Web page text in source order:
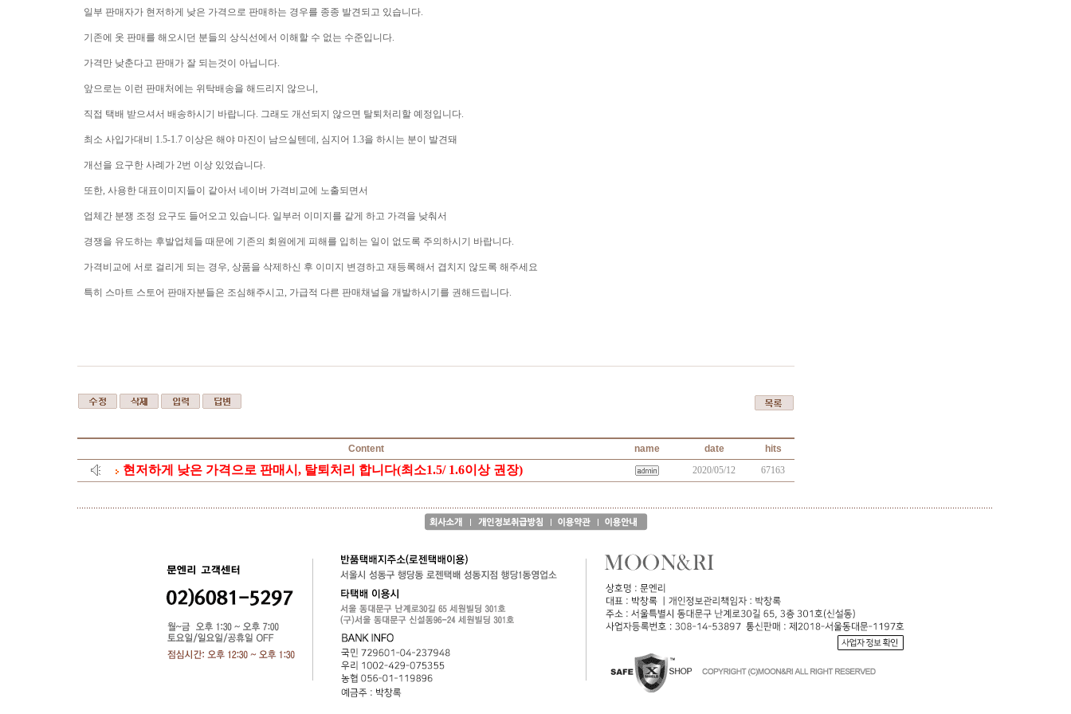
일부 판매자가 현저하게 낮은 가격으로 판매하는 경우를 종종 발견되고 있습니다.
기존에 옷 판매를 해오시던 분들의 상식선에서 이해할 수 없는 수준입니다.
가격만 낮춘다고 판매가 잘 되는것이 아닙니다.
앞으로는 이런 판매처에는 위탁배송을 해드리지 않으니,
직접 택배 받으셔서 배송하시기 바랍니다. 그래도 개선되지 않으면 탈퇴처리할 예정입니다.
최소 사입가대비 1.5-1.7 이상은 해야 마진이 남으실텐데, 심지어 1.3을 하시는 분이 발견돼
개선을 요구한 사례가 2번 이상 있었습니다.
또한, 사용한 대표이미지들이 같아서 네이버 가격비교에 노출되면서
업체간 분쟁 조정 요구도 들어오고 있습니다. 일부러 이미지를 같게 하고 가격을 낮춰서
경쟁을 유도하는 후발업체들 때문에 기존의 회원에게 피해를 입히는 일이 없도록 주의하시기 바랍니다.
가격비교에 서로 걸리게 되는 경우, 상품을 삭제하신 후 이미지 변경하고 재등록해서 겹치지 않도록 해주세요
특히 스마트 스토어 판매자분들은 조심해주시고, 가급적 다른 판매채널을 개발하시기를 권해드립니다.
Content name date hits
현저하게 낮은 가격으로 판매시, 탈퇴처리 합니다(최소1.5/ 1.6이상 권장) 2020/05/12 67163